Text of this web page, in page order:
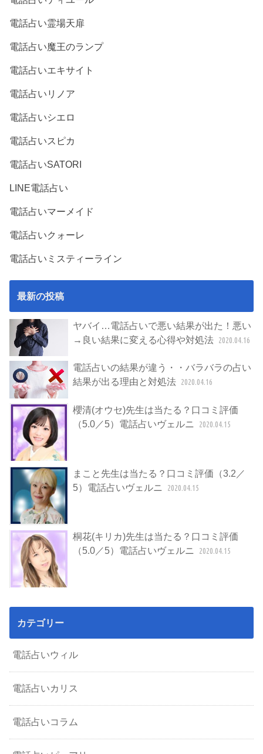
電話占い霊場天扉
電話占い魔王のランプ
電話占いエキサイト
電話占いリノア
電話占いシエロ
電話占いスピカ
電話占いSATORI
LINE電話占い
電話占いマーメイド
電話占いクォーレ
電話占いミスティーライン
最新の投稿
ヤバイ…電話占いで悪い結果が出た！悪い
→良い結果に変える心得や対処法 2020.04.16
電話占いの結果が違う・・バラバラの占い
結果が出る理由と対処法 2020.04.16
櫻清(オウセ)先生は当たる？口コミ評価
（5.0／5）電話占いヴェルニ
2020.04.15
まこと先生は当たる？口コミ評価（3.2／
5）電話占いヴェルニ
2020.04.15
桐花(キリカ)先生は当たる？口コミ評価
（5.0／5）電話占いヴェルニ
2020.04.15
カテゴリー
電話占いウィル
電話占いカリス
電話占いコラム